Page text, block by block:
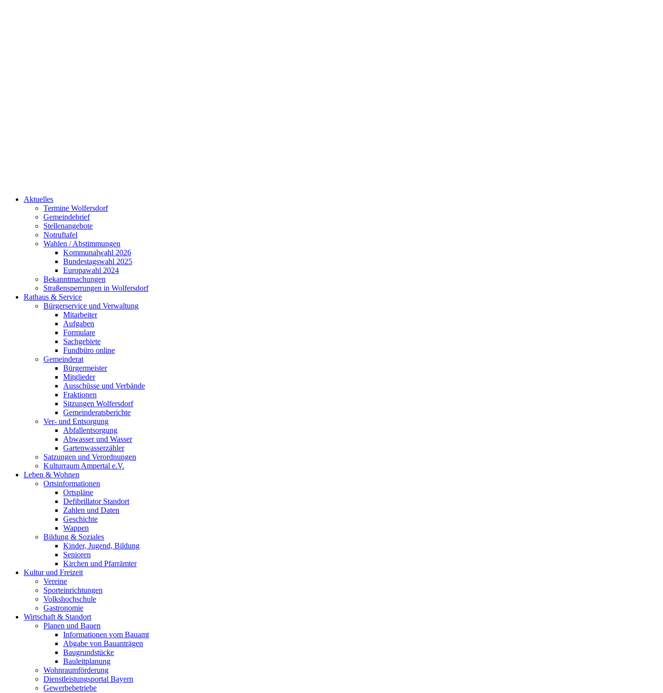
Aktuelles
Termine Wolfersdorf
Gemeindebrief
Stellenangebote
Notruftafel
Wahlen / Abstimmungen
Kommunalwahl 2026
Bundestagswahl 2025
Europawahl 2024
Bekanntmachungen
Straßensperrungen in Wolfersdorf
Rathaus & Service
Bürgerservice und Verwaltung
Mitarbeiter
Aufgaben
Formulare
Sachgebiete
Fundbüro online
Gemeinderat
Bürgermeister
Mitglieder
Ausschüsse und Verbände
Fraktionen
Sitzungen Wolfersdorf
Gemeinderatsberichte
Ver- und Entsorgung
Abfallentsorgung
Abwasser und Wasser
Gartenwasserzähler
Satzungen und Verordnungen
Kulturraum Ampertal e.V.
Leben & Wohnen
Ortsinformationen
Ortspläne
Defibrillator Standort
Zahlen und Daten
Geschichte
Wappen
Bildung & Soziales
Kinder, Jugend, Bildung
Senioren
Kirchen und Pfarrämter
Kultur und Freizeit
Vereine
Sporteinrichtungen
Volkshochschule
Gastronomie
Wirtschaft & Standort
Planen und Bauen
Informationen vom Bauamt
Abgabe von Bauanträgen
Baugrundstücke
Bauleitplanung
Wohnraumförderung
Dienstleistungsportal Bayern
Gewerbebetriebe